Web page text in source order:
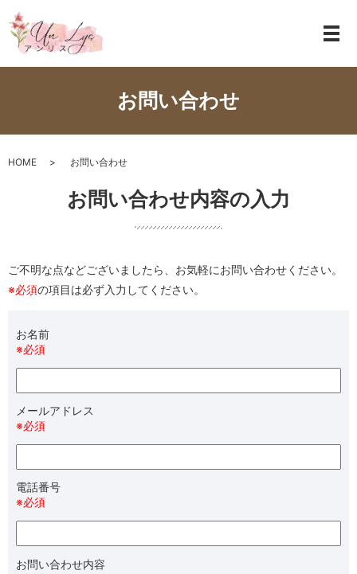
お問い合わせ
HOME お問い合わせ
お問い合わせ内容の入力
ご不明な点などございましたら、お気軽にお問い合わせください。
※必須の項目は必ず入力してください。
お名前
※必須
メールアドレス
※必須
電話番号
※必須
お問い合わせ内容